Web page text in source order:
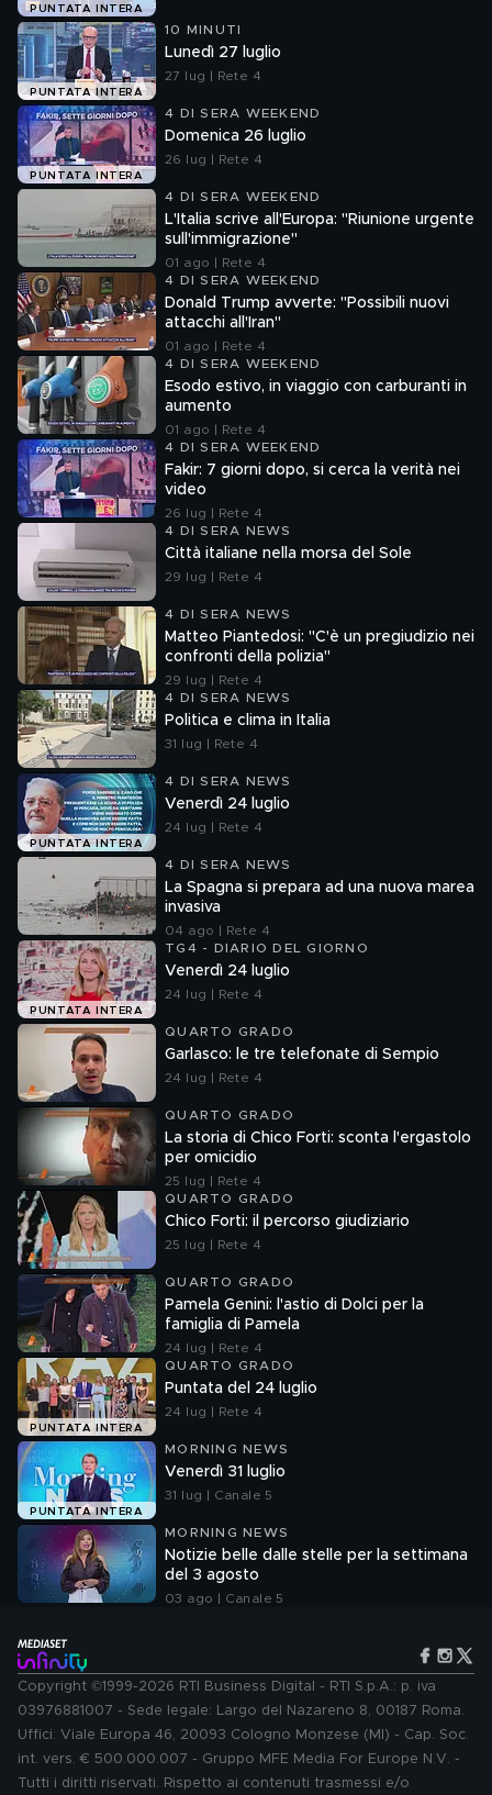
PUNTATA INTERA
PUNTATA INTERA
10 MINUTI
Lunedì 27 luglio
27 lug | Rete 4
PUNTATA INTERA
4 DI SERA WEEKEND
Domenica 26 luglio
26 lug | Rete 4
4 DI SERA WEEKEND
L'Italia scrive all'Europa: "Riunione urgente
sull'immigrazione"
01 ago | Rete 4
4 DI SERA WEEKEND
Donald Trump avverte: "Possibili nuovi
attacchi all'Iran"
01 ago | Rete 4
4 DI SERA WEEKEND
Esodo estivo, in viaggio con carburanti in
aumento
01 ago | Rete 4
4 DI SERA WEEKEND
Fakir: 7 giorni dopo, si cerca la verità nei
video
26 lug | Rete 4
4 DI SERA NEWS
Città italiane nella morsa del Sole
29 lug | Rete 4
4 DI SERA NEWS
Matteo Piantedosi: "C'è un pregiudizio nei
confronti della polizia"
29 lug | Rete 4
4 DI SERA NEWS
Politica e clima in Italia
31 lug | Rete 4
PUNTATA INTERA
4 DI SERA NEWS
Venerdì 24 luglio
24 lug | Rete 4
4 DI SERA NEWS
La Spagna si prepara ad una nuova marea
invasiva
04 ago | Rete 4
PUNTATA INTERA
TG4 - DIARIO DEL GIORNO
Venerdì 24 luglio
24 lug | Rete 4
QUARTO GRADO
Garlasco: le tre telefonate di Sempio
24 lug | Rete 4
QUARTO GRADO
La storia di Chico Forti: sconta l'ergastolo
per omicidio
25 lug | Rete 4
QUARTO GRADO
Chico Forti: il percorso giudiziario
25 lug | Rete 4
QUARTO GRADO
Pamela Genini: l'astio di Dolci per la
famiglia di Pamela
24 lug | Rete 4
PUNTATA INTERA
QUARTO GRADO
Puntata del 24 luglio
24 lug | Rete 4
PUNTATA INTERA
MORNING NEWS
Venerdì 31 luglio
31 lug | Canale 5
MORNING NEWS
Notizie belle dalle stelle per la settimana
del 3 agosto
03 ago | Canale 5
Copyright ©1999-2026 RTI Business Digital - RTI S.p.A.: p. iva
03976881007 - Sede legale: Largo del Nazareno 8, 00187 Roma.
Uffici: Viale Europa 46, 20093 Cologno Monzese (MI) - Cap. Soc.
int. vers. € 500.000.007 - Gruppo MFE Media For Europe N.V. -
Tutti i diritti riservati. Rispetto ai contenuti trasmessi e/o